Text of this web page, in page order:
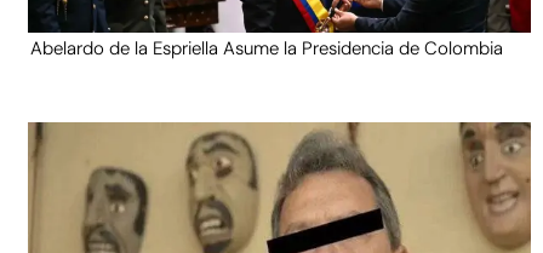
Abelardo de la Espriella Asume la Presidencia de Colombia